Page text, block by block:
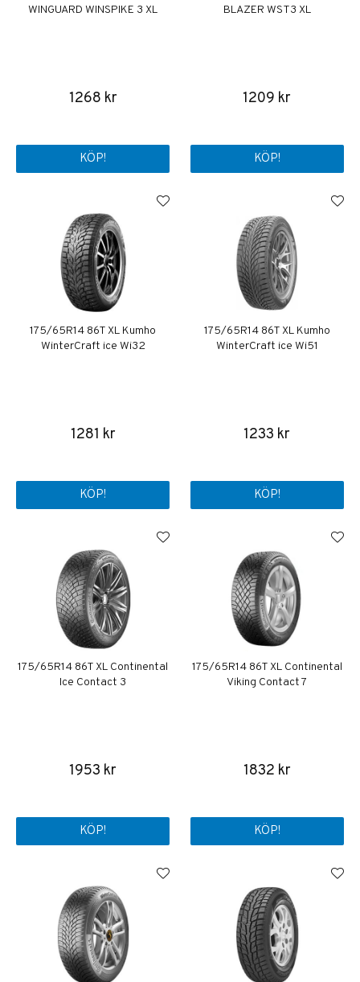
WINGUARD WINSPIKE 3 XL
1268 kr
KÖP!
BLAZER WST3 XL
1209 kr
KÖP!
175/65R14 86T XL Kumho
WinterCraft ice Wi32
1281 kr
KÖP!
175/65R14 86T XL Kumho
WinterCraft ice Wi51
1233 kr
KÖP!
175/65R14 86T XL Continental
Ice Contact 3
1953 kr
KÖP!
175/65R14 86T XL Continental
Viking Contact 7
1832 kr
KÖP!